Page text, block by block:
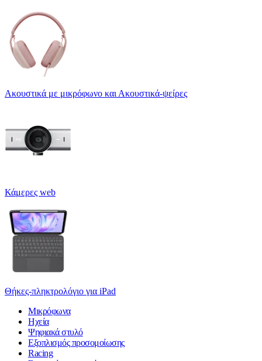
Ακουστικά με μικρόφωνο και Ακουστικά-ψείρες
Κάμερες web
Θήκες-πληκτρολόγιο για iPad
Μικρόφωνα
Ηχεία
Ψηφιακά στυλό
Εξοπλισμός προσομοίωσης
Racing